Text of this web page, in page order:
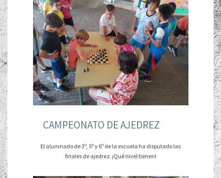
CAMPEONATO DE AJEDREZ
El alumnado de 3º, 5º y 6º de la escuela ha disputado las
finales de ajedrez. ¡Qué nivel tienen!